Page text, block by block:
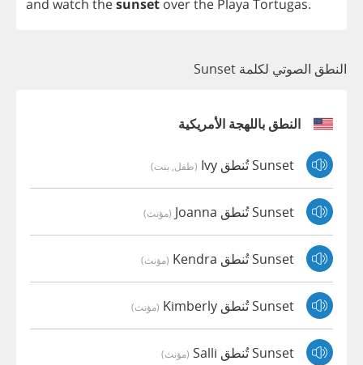
and watch thesunset overthe Playa Tortugas.
النطق الصوتي لكلمة Sunset
النطق باللهجة الأمريكية
Sunset تُنطق Ivy (طفل, بنت)
Sunset تُنطق Joanna (مؤنث)
Sunset تُنطق Kendra (مؤنث)
Sunset تُنطق Kimberly (مؤنث)
Sunset تُنطق Salli (مؤنث)